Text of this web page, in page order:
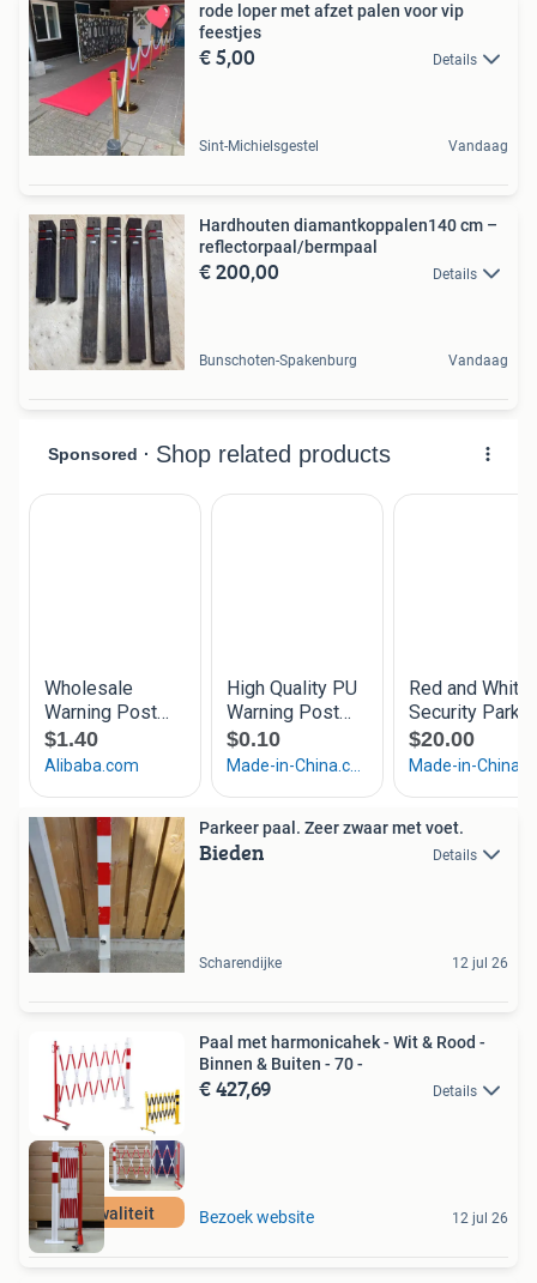
rode loper met afzet palen voor vip
feestjes
€ 5,00 Details
Sint-Michielsgestel Vandaag
Hardhouten diamantkoppalen140 cm –
reflectorpaal/bermpaal
€ 200,00 Details
Bunschoten-Spakenburg Vandaag
Parkeer paal. Zeer zwaar met voet.
Bieden Details
Scharendijke 12 jul 26
Pro kwaliteit
Paal met harmonicahek - Wit & Rood -
Binnen & Buiten - 70 -
€ 427,69 Details
Bezoek website 12 jul 26